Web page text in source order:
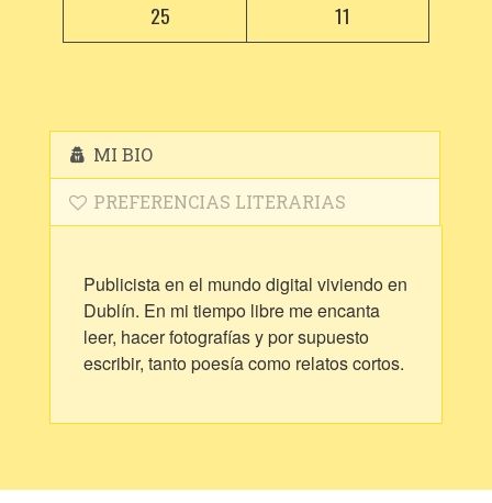
25 11
MI BIO
PREFERENCIAS LITERARIAS
Publicista en el mundo digital viviendo en
Dublín. En mi tiempo libre me encanta
leer, hacer fotografías y por supuesto
escribir, tanto poesía como relatos cortos.